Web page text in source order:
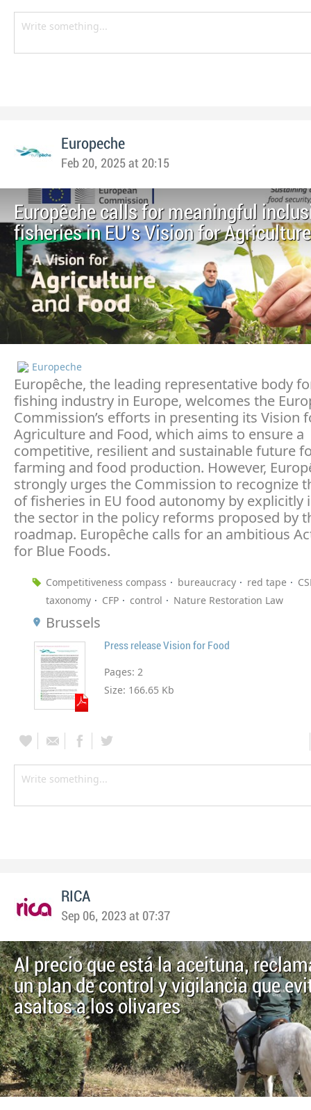
Europeche
Feb 20, 2025 at 20:15
Europêche calls for meaningful
fisheries in EU’s Vision for
Europeche
Europêche, the leading representative body
fishing industry in Europe, welcomes the
Commission’s efforts in presenting its Vision
Agriculture and Food, which aims to ensure a
competitive, resilient and sustainable future
farming and food production. However,
strongly urges the Commission to recognize
of fisheries in EU food autonomy by explicitly
the sector in the policy reforms proposed by
roadmap. Europêche calls for an ambitious
for Blue Foods.
Competitiveness compass bureaucracy red tape
taxonomy
CFP control Nature Restoration Law
Brussels
Press release Vision for Food
Pages: 2
Size: 166.65 Kb
RICA
Sep 06, 2023 at 07:37
Al precio que está la aceituna,
un plan de control y vigilancia que
asaltos a los olivares